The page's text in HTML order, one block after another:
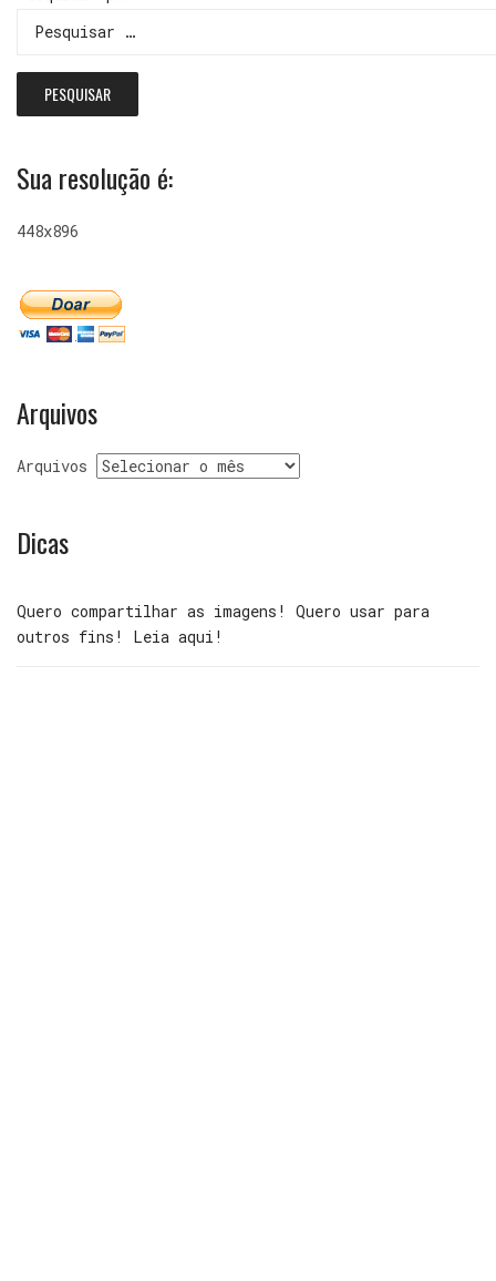
Sua resolução é:
448x896
Arquivos
Arquivos
Dicas
Quero compartilhar as imagens! Quero usar para
outros fins! Leia aqui!